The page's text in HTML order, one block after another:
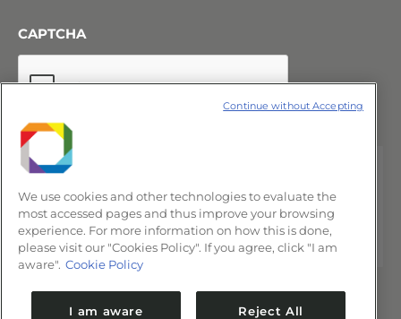
CAPTCHA
We use cookies and other technologies to evaluate the
most accessed pages and thus improve your browsing
experience. For more information on how this is done,
please visit our "Cookies Policy". If you agree, click "I am
aware". Cookie Policy
I am aware Reject All
Continue without Accepting